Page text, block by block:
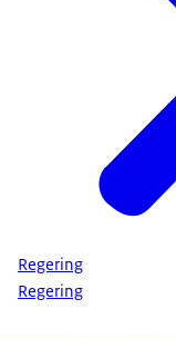
Regering
Regering